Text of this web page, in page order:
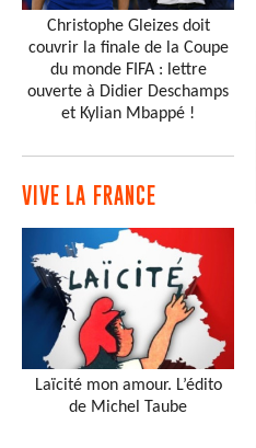
Christophe Gleizes doit
couvrir la finale de la Coupe
du monde FIFA : lettre
ouverte à Didier Deschamps
et Kylian Mbappé !
VIVE LA FRANCE
Laïcité mon amour. L’édito
de Michel Taube